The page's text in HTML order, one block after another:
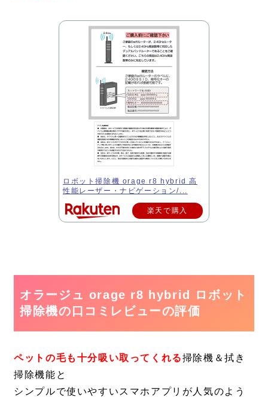
ロボット掃除機 orage r8 hybrid 高
性能レーザー・ナビゲーション/...
楽天で購入
オラージュ orage r8 hybrid ロボット
掃除機の口コミレビューの評価
ペットの毛も十分吸い取ってくれる掃除機＆拭き
掃除機能と
シンプルで使いやすいスマホアプリが人気のよう